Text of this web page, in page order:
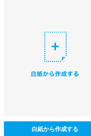
白紙から作成する